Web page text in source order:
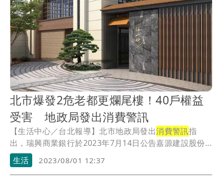
北市爆發2危老都更爛尾樓！40戶權益
受害 地政局發出消費警訊
【生活中心／台北報導】北市地政局發出消費警訊指
出，瑞興商業銀行於2023年7月14日公告嘉源建設股份...
生活
2023/08/01 12:37